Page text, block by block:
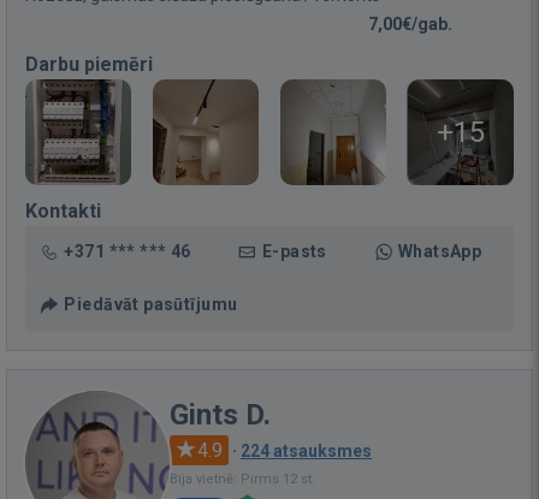
7,00€/gab.
Darbu piemēri
+15
Kontakti
+371 *** *** 46 E-pasts WhatsApp
Piedāvāt pasūtījumu
Gints D.
4.9 · 224 atsauksmes
Bija vietnē: Pirms 12 st.